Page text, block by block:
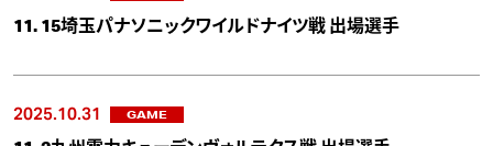
11. 15埼玉パナソニックワイルドナイツ戦 出場選手
2025.10.31 GAME